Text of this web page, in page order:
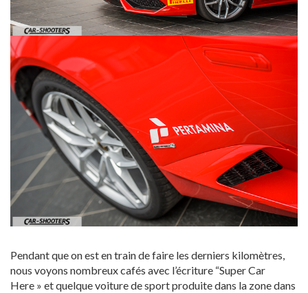
Pendant que on est en train de faire les derniers kilomètres,
nous voyons nombreux cafés avec l’écriture “Super Car
Here » et quelque voiture de sport produite dans la zone dans